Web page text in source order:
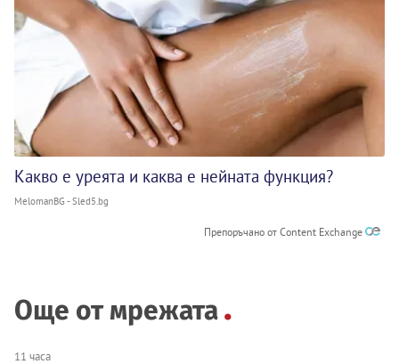
Какво е уреята и каква е нейната функция?
MelomanBG - Sled5.bg
Препоръчано от Content Exchange
Още от мрежата
11 часа